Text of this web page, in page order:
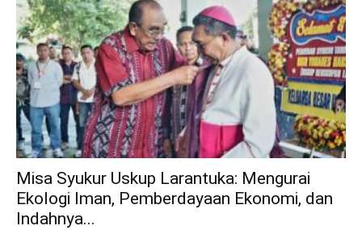
Misa Syukur Uskup Larantuka: Mengurai
Ekologi Iman, Pemberdayaan Ekonomi, dan
Indahnya...